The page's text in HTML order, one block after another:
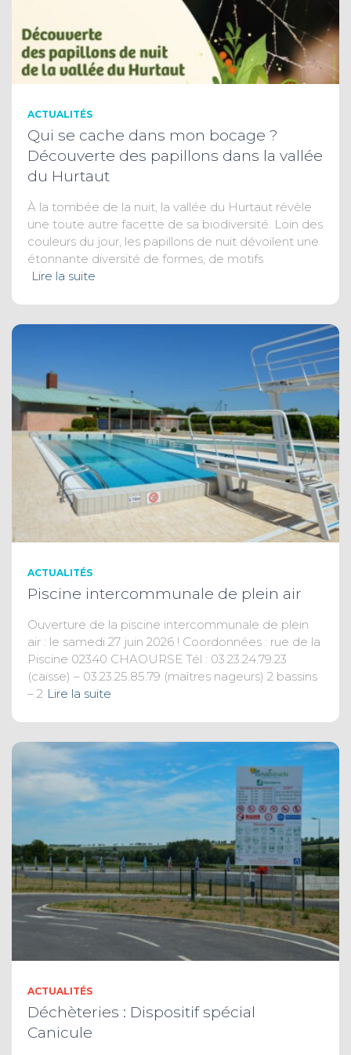
ACTUALITÉS
Qui se cache dans mon bocage ?
Découverte des papillons dans la vallée
du Hurtaut
À la tombée de la nuit, la vallée du Hurtaut révèle
une toute autre facette de sa biodiversité. Loin des
couleurs du jour, les papillons de nuit dévoilent une
étonnante diversité de formes, de motifs
Lire la suite
ACTUALITÉS
Piscine intercommunale de plein air
Ouverture de la piscine intercommunale de plein
air : le samedi 27 juin 2026 ! Coordonnées : rue de la
Piscine 02340 CHAOURSE Tél : 03.23.24.79.23
(caisse) – 03.23.25.85.79 (maîtres nageurs) 2 bassins
– 2 Lire la suite
ACTUALITÉS
Déchèteries : Dispositif spécial
Canicule